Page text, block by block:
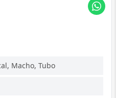
Macho, Tubo